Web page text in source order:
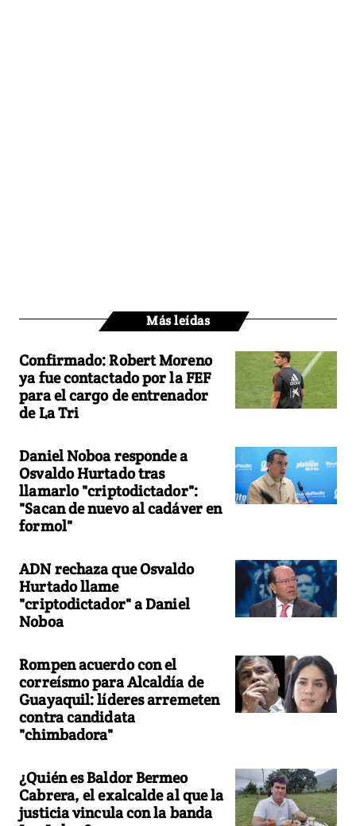
Más leídas
Confirmado: Robert Moreno
ya fue contactado por la FEF
para el cargo de entrenador
de La Tri
Daniel Noboa responde a
Osvaldo Hurtado tras
llamarlo "criptodictador":
"Sacan de nuevo al cadáver en
formol"
ADN rechaza que Osvaldo
Hurtado llame
"criptodictador" a Daniel
Noboa
Rompen acuerdo con el
correísmo para Alcaldía de
Guayaquil: líderes arremeten
contra candidata
"chimbadora"
¿Quién es Baldor Bermeo
Cabrera, el exalcalde al que la
justicia vincula con la banda